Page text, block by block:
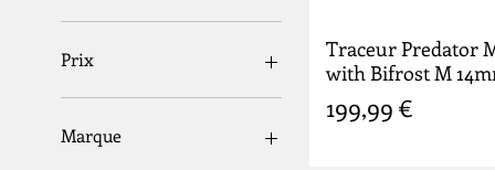
Prix
0 €
Marque
Traceur Predator
with Bifrost M
Prix
199,99 €